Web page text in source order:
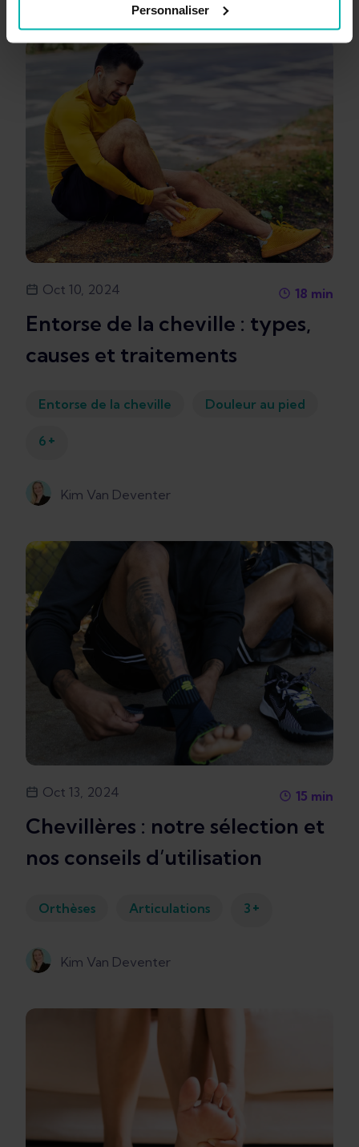
Personnaliser
Oct 10, 2024 18 min
Entorse de la cheville : types,
causes et traitements
Entorse de la cheville Douleur au pied
6 +
Kim Van Deventer
Oct 13, 2024 15 min
Chevillères : notre sélection et
nos conseils d’utilisation
Orthèses Articulations 3 +
Kim Van Deventer